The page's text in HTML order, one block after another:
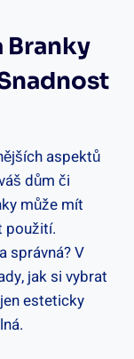
Branky
aspektů
dům či
může mít
použití.
správná? V
jak si vybrat
‍esteticky